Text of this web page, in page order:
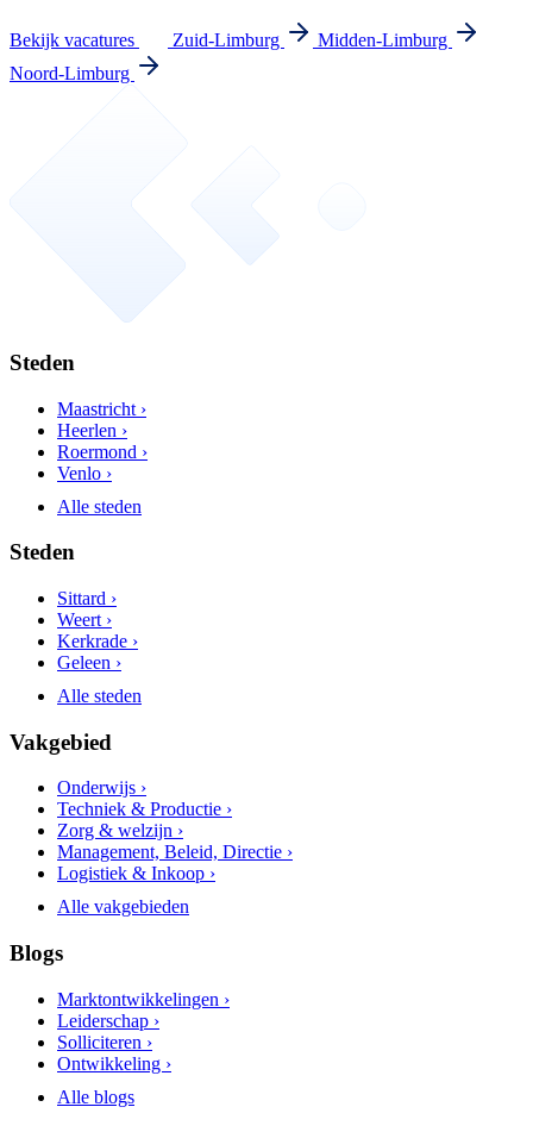
Bekijk vacatures Zuid-Limburg
Midden-Limburg
Noord-Limburg
Steden
Maastricht ›
Heerlen ›
Roermond ›
Venlo ›
Alle steden
Steden
Sittard ›
Weert ›
Kerkrade ›
Geleen ›
Alle steden
Vakgebied
Onderwijs ›
Techniek & Productie ›
Zorg & welzijn ›
Management, Beleid, Directie ›
Logistiek & Inkoop ›
Alle vakgebieden
Blogs
Marktontwikkelingen ›
Leiderschap ›
Solliciteren ›
Ontwikkeling ›
Alle blogs